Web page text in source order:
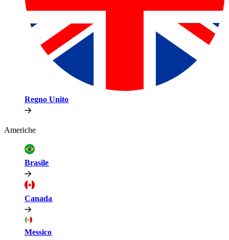
Regno Unito​​
Americhe​​
Brasile​​
Canada​​
Messico​​